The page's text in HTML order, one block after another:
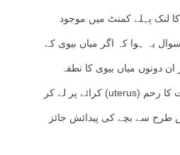
لنک پہلے کمنٹ میں موجود
یہ ہوا کہ اگر میاں بیوی کے
دونوں میاں بیوی کا نطفہ
(sperm) کسی اور عورت کا رحم (uterus) کرائے پر لے کر
طرح سے بچے کی پیدائش جائز